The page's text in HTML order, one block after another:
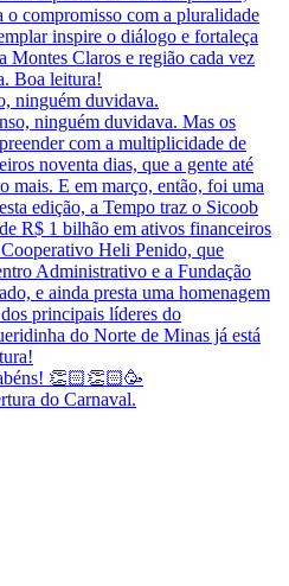
ninguém duvidava.
do Carnaval.